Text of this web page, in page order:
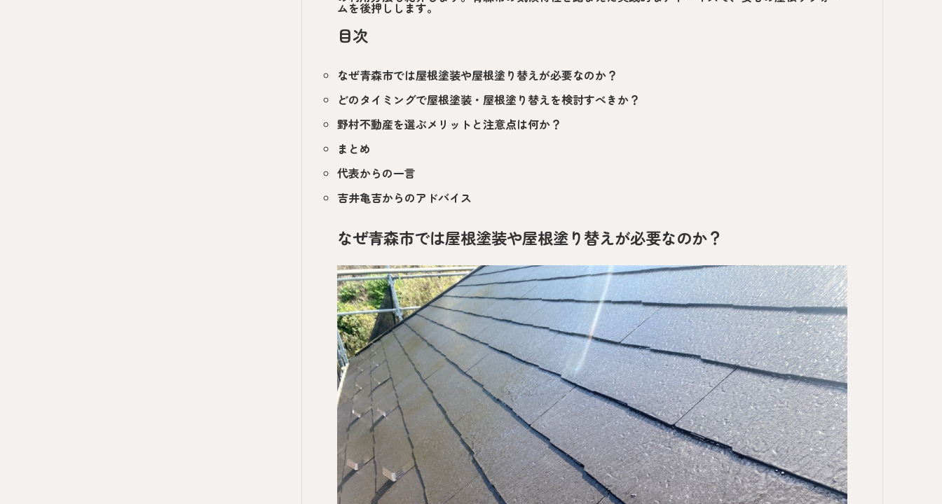
ムを後押しします。
目次
なぜ青森市では屋根塗装や屋根塗り替えが必要なのか？
どのタイミングで屋根塗装・屋根塗り替えを検討すべきか？
野村不動産を選ぶメリットと注意点は何か？
まとめ
代表からの一言
吉井亀吉からのアドバイス
なぜ青森市では屋根塗装や屋根塗り替えが必要なのか？